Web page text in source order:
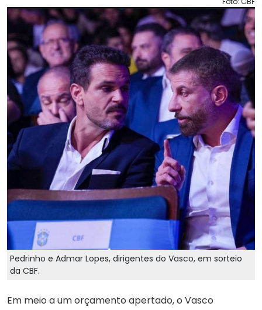
Pedrinho e Admar Lopes, dirigentes do Vasco, em sorteio
da CBF.
Em meio a um orçamento apertado, o Vasco